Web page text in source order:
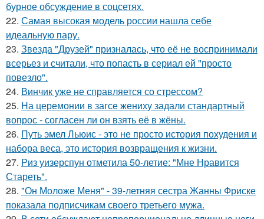
бурное обсуждение в соцсетях.
22. Самая высокая модель россии нашла себе
идеальную пару.
23. Звезда "Друзей" призналась, что её не воспринимали
всерьез и считали, что попасть в сериал ей "просто
повезло".
24. Винчик уже не справляется со стрессом?
25. На церемонии в загсе жениху задали стандартный
вопрос - согласен ли он взять её в жёны.
26. Путь эмел Льюис - это не просто история похудения и
набора веса, это история возвращения к жизни.
27. Риз уизерспун отметила 50-летие: "Мне Нравится
Стареть".
28. "Он Моложе Меня" - 39-летняя сестра Жанны Фриске
показала подписчикам своего третьего мужа.